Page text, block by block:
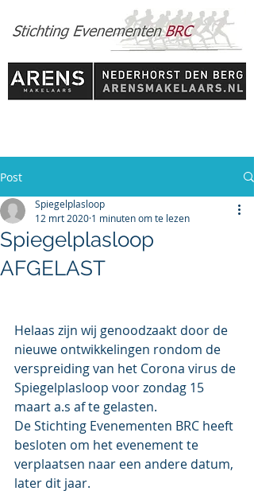
Post
Spiegelplasloop
AFGELAST
Spiegelplasloop
12 mrt 2020 1 minuten om te lezen
Helaas zijn wij genoodzaakt door de
nieuwe ontwikkelingen rondom de
verspreiding van het Corona virus de
Spiegelplasloop voor zondag 15
maart a.s af te gelasten.
De Stichting Evenementen BRC heeft
besloten om het evenement te
verplaatsen naar een andere datum,
later dit jaar.